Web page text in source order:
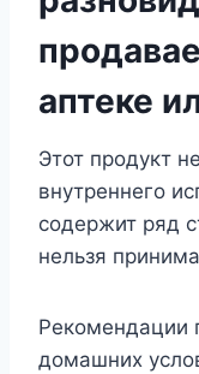
аптеке
Этот продукт
внутреннего
содержит ряд
нельзя
Рекомендации
домашних